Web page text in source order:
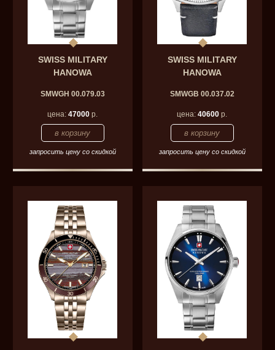
SWISS MILITARY
HANOWA
SMWGH 00.079.03
цена:47000 р.
запросить цену со скидкой
SWISS MILITARY
HANOWA
SMWGB 00.037.02
цена:40600 р.
запросить цену со скидкой